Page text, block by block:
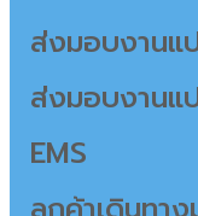
ส่งมอบงานแ
ส่งมอบงานแ
EMS